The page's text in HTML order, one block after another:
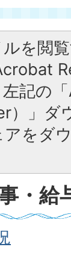
ルを閲
記の
）」ダ
をダ
・給